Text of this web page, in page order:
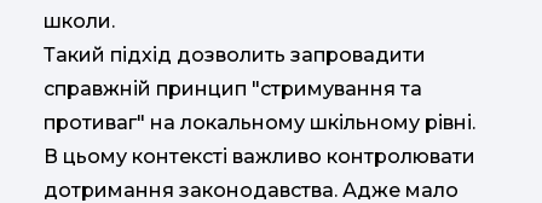
школи.
Такий підхід дозволить запровадити
справжній принцип "стримування та
противаг" на локальному шкільному рівні.
В цьому контексті важливо контролювати
дотримання законодавства. Адже мало